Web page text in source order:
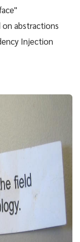
abstractions
Injection